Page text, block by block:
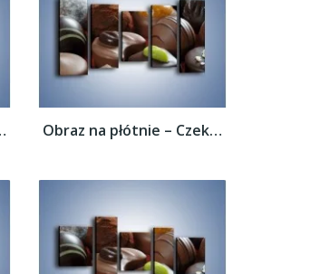
praliny z... Obraz na płótnie – Czekoladowe praliny z...